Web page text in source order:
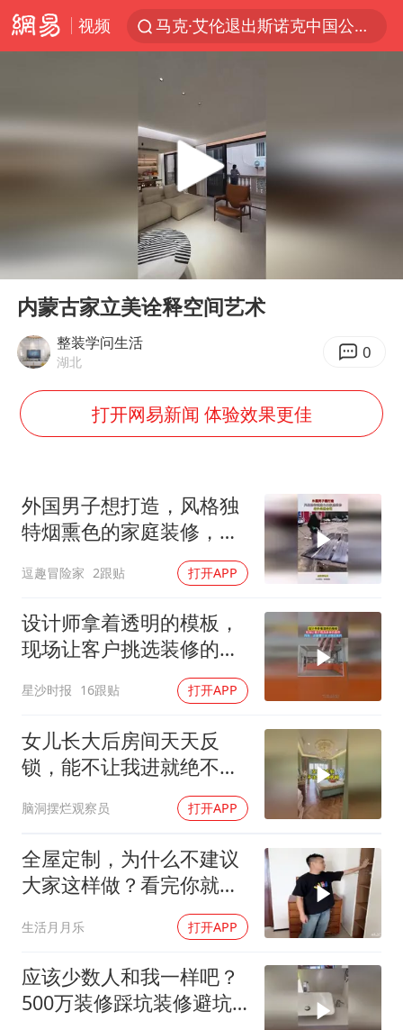
视频
马克·艾伦退出斯诺克中国公开赛
情侣平潭拍日出坠崖1死1伤
茅台部分直营店飞天茅台提价
全民健身事业高质量发展
老挝国会主席赛宋蓬逝世
《欢迎来龙餐馆》口碑
酒店回应车内过夜被收150元
黄金牛市回来了吗
乐享全民健身 共筑健康中国
Play
00:00
内蒙古家立美诠释空间艺术
整装学问生活
湖北 0
打开网易新闻 体验效果更佳
外国男子想打造，风格独
特烟熏色的家庭装修，老
逗趣冒险家 2跟贴 打开APP
设计师拿着透明的模板，
现场让客户挑选装修的颜
色，网友：这是哪个天才
想出来的
星沙时报 16跟贴 打开APP
女儿长大后房间天天反
锁，能不让我进就绝不让
我进，有没有同款女
脑洞摆烂观察员 打开APP
全屋定制，为什么不建议
大家这样做？看完你就明
生活月月乐 打开APP
应该少数人和我一样吧？
500万装修踩坑装修避坑